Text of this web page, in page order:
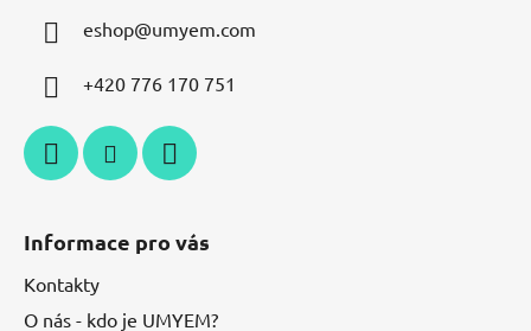
eshop@umyem.com
+420 776 170 751
Informace pro vás
Kontakty
O nás - kdo je UMYEM?